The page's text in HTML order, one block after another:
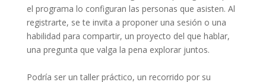
el programa lo configuran las personas que asisten. Al
registrarte, se te invita a proponer una sesión o una
habilidad para compartir, un proyecto del que hablar,
una pregunta que valga la pena explorar juntos.
Podría ser un taller práctico, un recorrido por su